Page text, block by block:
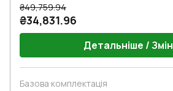
₴49,759.94
₴34,831.96
Детальніше /
Базова комплектація